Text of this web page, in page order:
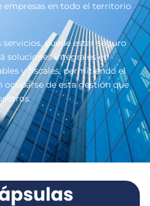
empresas en todo el territorio
puede estar seguro
soluciones integrales en
y fiscales, permitiendo el
de esta gestión que